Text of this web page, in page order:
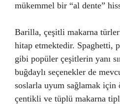
mükemmel bir “al dente”
Barilla, çeşitli makarna
hitap etmektedir. Spaghetti,
gibi popüler çeşitlerin yanı
buğdaylı seçenekler de
soslarla uyum sağlamak için
çentikli ve tüplü makarna